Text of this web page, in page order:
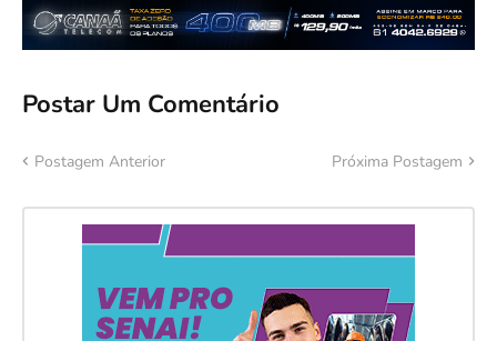
Postar Um Comentário
Postagem Anterior Próxima Postagem